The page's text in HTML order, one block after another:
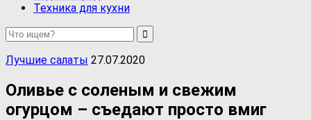
Техника для кухни
Лучшие салаты 27.07.2020
Оливье с соленым и свежим
огурцом – съедают просто вмиг